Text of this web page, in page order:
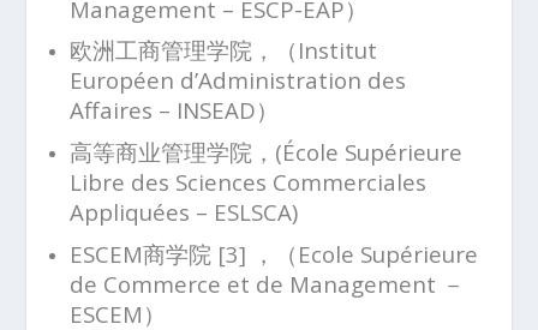
Management – ESCP-EAP）
欧洲工商管理学院，（Institut
Européen d’Administration des
Affaires – INSEAD）
高等商业管理学院，(École Supérieure
Libre des Sciences Commerciales
Appliquées – ESLSCA)
ESCEM商学院 [3] ，（Ecole Supérieure
de Commerce et de Management －
ESCEM）